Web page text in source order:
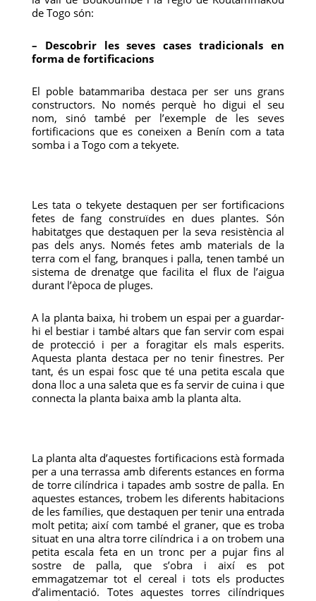
de Togo són:
– Descobrir les seves cases tradicionals en
forma de fortificacions
El poble batammariba destaca per ser uns grans
constructors. No només perquè ho digui el seu
nom, sinó també per l’exemple de les seves
fortificacions que es coneixen a Benín com a tata
somba i a Togo com a tekyete.
Les tata o tekyete destaquen per ser fortificacions
fetes de fang construïdes en dues plantes. Són
habitatges que destaquen per la seva resistència al
pas dels anys. Només fetes amb materials de la
terra com el fang, branques i palla, tenen també un
sistema de drenatge que facilita el flux de l’aigua
durant l’època de pluges.
A la planta baixa, hi trobem un espai per a guardar-
hi el bestiar i també altars que fan servir com espai
de protecció i per a foragitar els mals esperits.
Aquesta planta destaca per no tenir finestres. Per
tant, és un espai fosc que té una petita escala que
dona lloc a una saleta que es fa servir de cuina i que
connecta la planta baixa amb la planta alta.
La planta alta d’aquestes fortificacions està formada
per a una terrassa amb diferents estances en forma
de torre cilíndrica i tapades amb sostre de palla. En
aquestes estances, trobem les diferents habitacions
de les famílies, que destaquen per tenir una entrada
molt petita; així com també el graner, que es troba
situat en una altra torre cilíndrica i a on trobem una
petita escala feta en un tronc per a pujar fins al
sostre de palla, que s’obra i així es pot
emmagatzemar tot el cereal i tots els productes
d’alimentació. Totes aquestes torres cilíndriques